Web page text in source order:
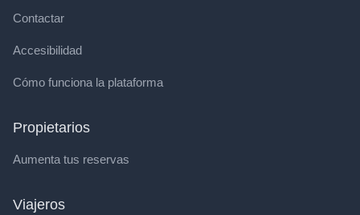
Contactar
Accesibilidad
Cómo funciona la plataforma
Propietarios
Aumenta tus reservas
Viajeros